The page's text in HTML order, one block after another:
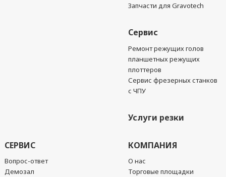
Запчасти для Gravotech
Сервис
Ремонт режущих голов
планшетных режущих
плоттеров
Сервис фрезерных станков
с ЧПУ
Услуги резки
СЕРВИС
Вопрос-ответ
Демозал
КОМПАНИЯ
О нас
Торговые площадки